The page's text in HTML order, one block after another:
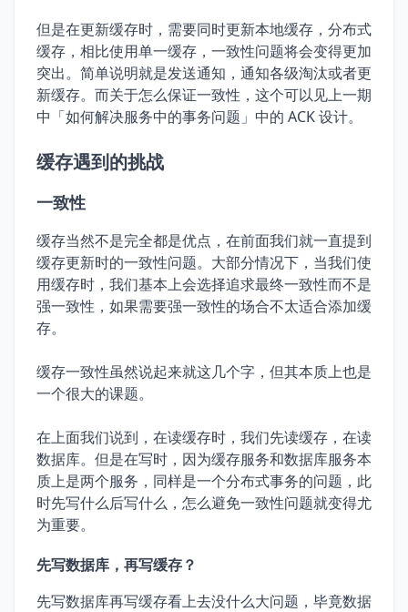
但是在更新缓存时，需要同时更新本地缓存，分布式
缓存，相比使用单一缓存，一致性问题将会变得更加
突出。简单说明就是发送通知，通知各级淘汰或者更
新缓存。而关于怎么保证一致性，这个可以见上一期
中「如何解决服务中的事务问题」中的 ACK 设计。
缓存遇到的挑战
一致性
缓存当然不是完全都是优点，在前面我们就一直提到
缓存更新时的一致性问题。大部分情况下，当我们使
用缓存时，我们基本上会选择追求最终一致性而不是
强一致性，如果需要强一致性的场合不太适合添加缓
存。
缓存一致性虽然说起来就这几个字，但其本质上也是
一个很大的课题。
在上面我们说到，在读缓存时，我们先读缓存，在读
数据库。但是在写时，因为缓存服务和数据库服务本
质上是两个服务，同样是一个分布式事务的问题，此
时先写什么后写什么，怎么避免一致性问题就变得尤
为重要。
先写数据库，再写缓存？
先写数据库再写缓存看上去没什么大问题，毕竟数据